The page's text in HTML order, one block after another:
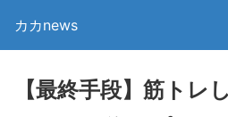
カカnews
【最終手段】筋トレ